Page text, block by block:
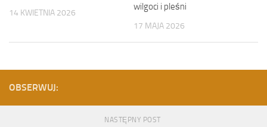
14 KWIETNIA 2026
wilgoci i pleśni
17 MAJA 2026
OBSERWUJ:
NASTĘPNY POST